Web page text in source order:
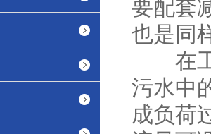
要配套
也是同
在工
污水中
成负荷